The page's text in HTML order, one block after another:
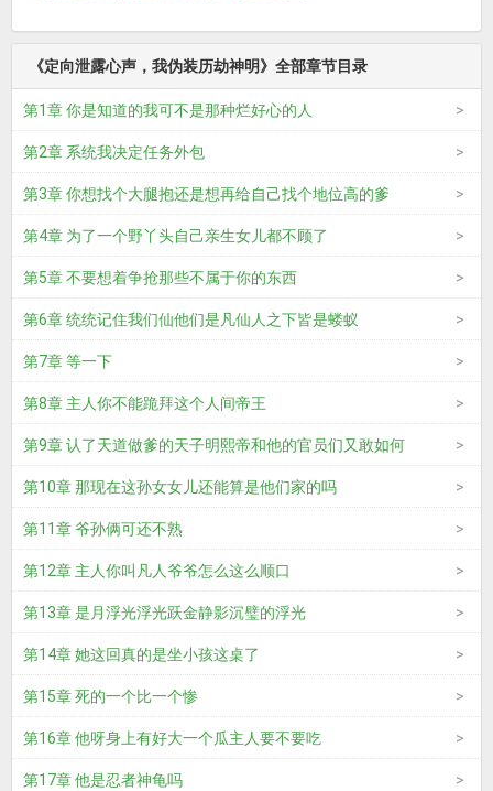
《定向泄露心声，我伪装历劫神明》全部章节目录
第1章 你是知道的我可不是那种烂好心的人
第2章 系统我决定任务外包
第3章 你想找个大腿抱还是想再给自己找个地位高的爹
第4章 为了一个野丫头自己亲生女儿都不顾了
第5章 不要想着争抢那些不属于你的东西
第6章 统统记住我们仙他们是凡仙人之下皆是蝼蚁
第7章 等一下
第8章 主人你不能跪拜这个人间帝王
第9章 认了天道做爹的天子明熙帝和他的官员们又敢如何
第10章 那现在这孙女女儿还能算是他们家的吗
第11章 爷孙俩可还不熟
第12章 主人你叫凡人爷爷怎么这么顺口
第13章 是月浮光浮光跃金静影沉璧的浮光
第14章 她这回真的是坐小孩这桌了
第15章 死的一个比一个惨
第16章 他呀身上有好大一个瓜主人要不要吃
第17章 他是忍者神龟吗